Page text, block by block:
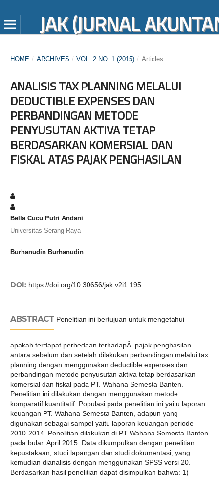
JAK (JURNAL
HOME / ARCHIVES / VOL. 2 NO. 1 (2015) / Articles
ANALISIS TAX PLANNING MELALUI
DEDUCTIBLE EXPENSES DAN
PERBANDINGAN METODE
PENYUSUTAN AKTIVA TETAP
BERDASARKAN KOMERSIAL DAN
FISKAL ATAS PAJAK PENGHASILAN
Bella Cucu Putri Andani
Universitas Serang Raya
Burhanudin Burhanudin
DOI: https://doi.org/10.30656/jak.v2i1.195
ABSTRACTPenelitian ini bertujuan untuk mengetahui
apakah terdapat perbedaan terhadapÂ pajak penghasilan
antara sebelum dan setelah dilakukan perbandingan melalui tax
planning dengan menggunakan deductible expenses dan
perbandingan metode penyusutan aktiva tetap berdasarkan
komersial dan fiskal pada PT. Wahana Semesta Banten.
Penelitian ini dilakukan dengan menggunakan metode
komparatif kuantitatif. Populasi pada penelitian ini yaitu laporan
keuangan PT. Wahana Semesta Banten, adapun yang
digunakan sebagai sampel yaitu laporan keuangan periode
2010-2014. Penelitian dilakukan di PT Wahana Semesta Banten
pada bulan April 2015. Data dikumpulkan dengan penelitian
kepustakaan, studi lapangan dan studi dokumentasi, yang
kemudian dianalisis dengan menggunakan SPSS versi 20.
Berdasarkan hasil penelitian dapat disimpulkan bahwa: 1)